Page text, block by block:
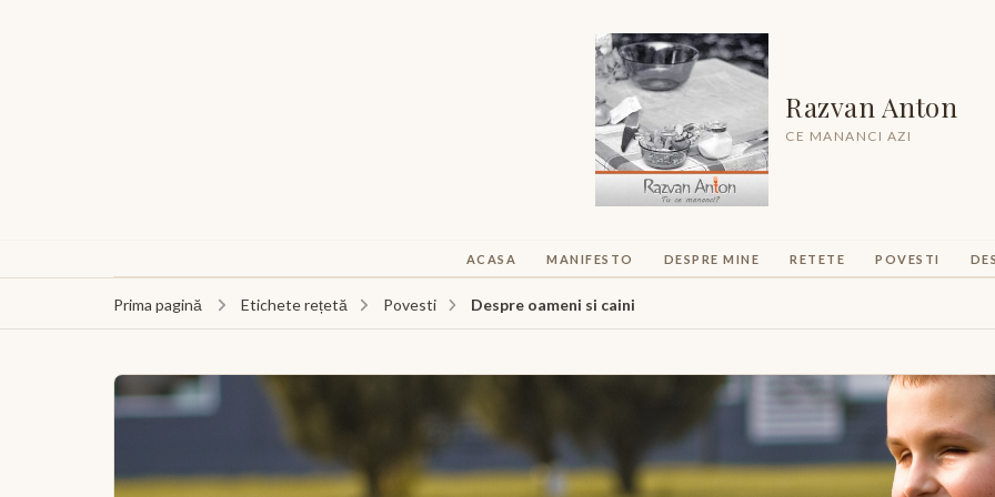
Razvan Anton
CE MANANCI AZI
ACASA MANIFESTO DESPRE MINE RETETE POVESTI
Prima pagină Etichete rețetă Povesti Despre oameni si caini